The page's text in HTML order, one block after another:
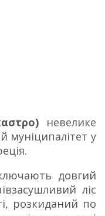
невелике
муніципалітет у
довгий
ліс
розкиданий по